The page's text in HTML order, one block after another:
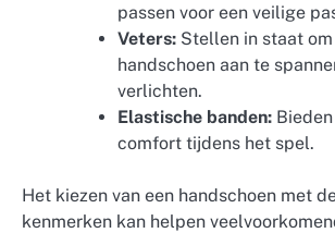
passen voor een veilige
Veters: Stellen in staat
handschoen aan te
verlichten.
Elastische banden:
comfort tijdens het spel.
Het kiezen van een handschoen met
kenmerken kan helpen